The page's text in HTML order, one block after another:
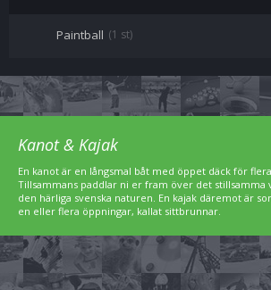
Paintball (1 st)
Kanot & Kajak
En kanot är en långsmal båt med öppet däck för
Tillsammans paddlar ni er fram över det stillsamma
den härliga svenska naturen. En kajak däremot är
en eller flera öppningar, kallat sittbrunnar.